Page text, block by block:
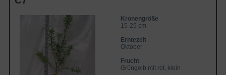
Kronengröße
15-25 cm
Erntezeit
Oktober
Frucht
Grüngelb mit rot, klein